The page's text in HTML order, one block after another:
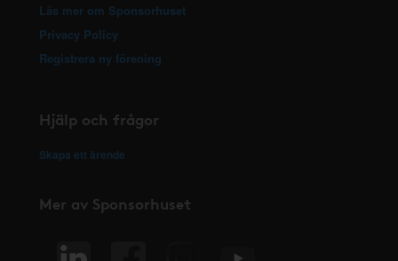
Läs mer om Sponsorhuset
Privacy Policy
Registrera ny förening
Hjälp och frågor
Skapa ett ärende
Mer av Sponsorhuset